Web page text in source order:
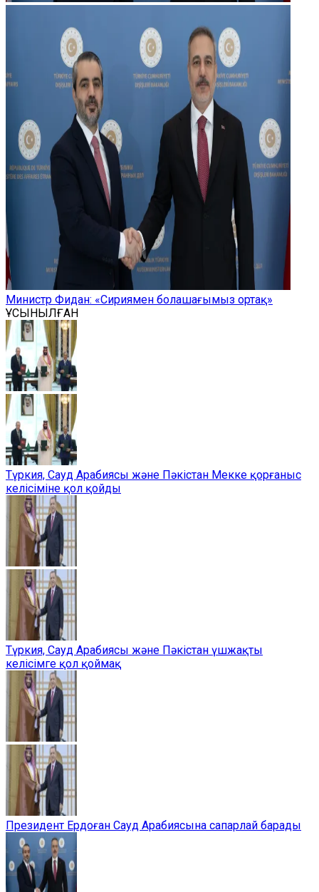
Министр Фидан: «Сириямен болашағымыз ортақ»
ҰСЫНЫЛҒАН
Түркия, Сауд Арабиясы және Пәкістан Мекке қорғаныс
келісіміне қол қойды
Түркия, Сауд Арабиясы және Пәкістан үшжақты
келісімге қол қоймақ
Президент Ердоған Сауд Арабиясына сапарлай барады